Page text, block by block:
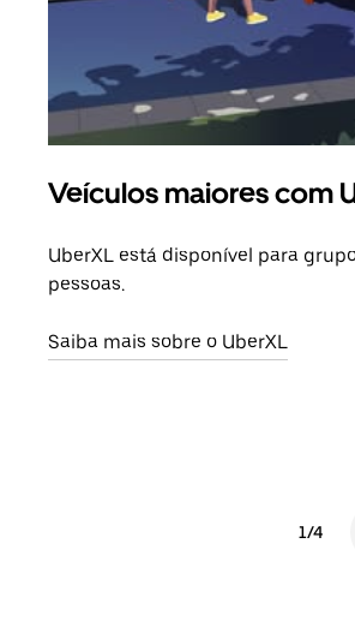
Veículos maiores com
UberXL está disponível para
pessoas.
Saiba mais sobre o UberXL
1/4